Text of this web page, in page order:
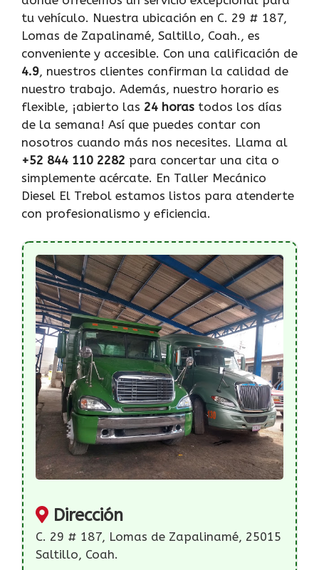
tu vehículo. Nuestra ubicación en C. 29 # 187,
Lomas de Zapalinamé, Saltillo, Coah., es
conveniente y accesible. Con una calificación de
4.9, nuestros clientes confirman la calidad de
nuestro trabajo. Además, nuestro horario es
flexible, ¡abierto las 24 horas todos los días
de la semana! Así que puedes contar con
nosotros cuando más nos necesites. Llama al
+52 844 110 2282 para concertar una cita o
simplemente acércate. En Taller Mecánico
Diesel El Trebol estamos listos para atenderte
con profesionalismo y eficiencia.
Dirección
C. 29 # 187, Lomas de Zapalinamé, 25015
Saltillo, Coah.